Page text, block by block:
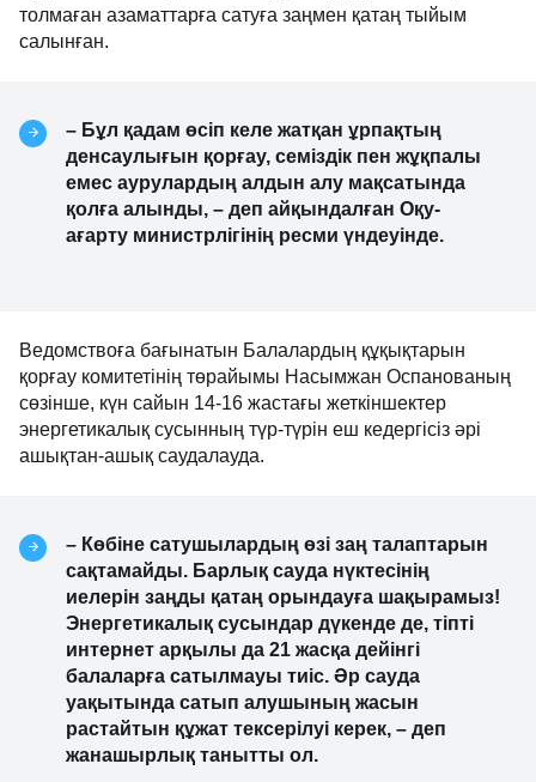
толмаған азаматтарға сатуға заңмен қатаң тыйым
салынған.
– Бұл қадам өсіп келе жатқан ұрпақтың
денсаулығын қорғау, семіздік пен жұқпалы
емес аурулардың алдын алу мақсатында
қолға алынды, – деп айқындалған Оқу-
ағарту министрлігінің ресми үндеуінде.
Ведомствоға бағынатын Балалардың құқықтарын
қорғау комитетінің төрайымы Насымжан Оспанованың
сөзінше, күн сайын 14-16 жастағы жеткіншектер
энергетикалық сусынның түр-түрін еш кедергісіз әрі
ашықтан-ашық саудалауда.
– Көбіне сатушылардың өзі заң талаптарын
сақтамайды. Барлық сауда нүктесінің
иелерін заңды қатаң орындауға шақырамыз!
Энергетикалық сусындар дүкенде де, тіпті
интернет арқылы да 21 жасқа дейінгі
балаларға сатылмауы тиіс. Әр сауда
уақытында сатып алушының жасын
растайтын құжат тексерілуі керек, – деп
жанашырлық танытты ол.